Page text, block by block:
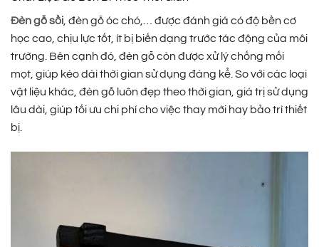
Đèn gỗ sồi , đèn gỗ óc chó,… được đánh giá có độ bền cơ
học cao, chịu lực tốt, ít bị biến dạng trước tác động của môi
trường. Bên cạnh đó, đèn gỗ còn được xử lý chống mối
mọt, giúp kéo dài thời gian sử dụng đáng kể. So với các loại
vật liệu khác, đèn gỗ luôn đẹp theo thời gian, giá trị sử dụng
lâu dài, giúp tối ưu chi phí cho việc thay mới hay bảo trì thiết
bị.